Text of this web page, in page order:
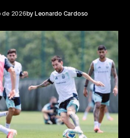
de 2026by Leonardo Cardoso